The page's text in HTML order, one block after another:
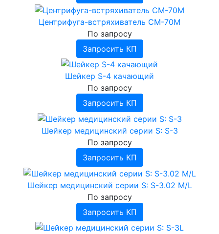
Центрифуга-встряхиватель СМ-70М
По запросу
Запросить КП
Шейкер S-4 качающий
По запросу
Запросить КП
Шейкер медицинский серии S: S-3
По запросу
Запросить КП
Шейкер медицинский серии S: S-3.02 М/L
По запросу
Запросить КП